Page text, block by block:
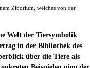
Ziborium, welches von der
Welt der Tiersymbolik
in der Bibliothek des
über die Tiere als